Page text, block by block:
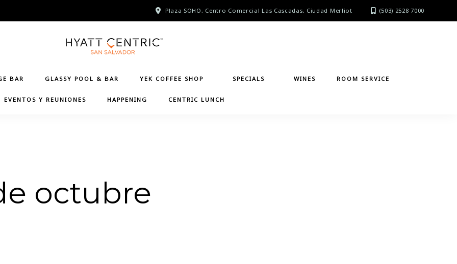
Plaza SOHO, Centro Comercial Las Cascadas, Ciudad Merliot (503) 2528 7000
BAR GLASSY POOL & BAR YEK COFFEE SHOP SPECIALS WINES ROOM SERVICE
EVENTOS Y REUNIONES HAPPENING CENTRIC LUNCH
octubre